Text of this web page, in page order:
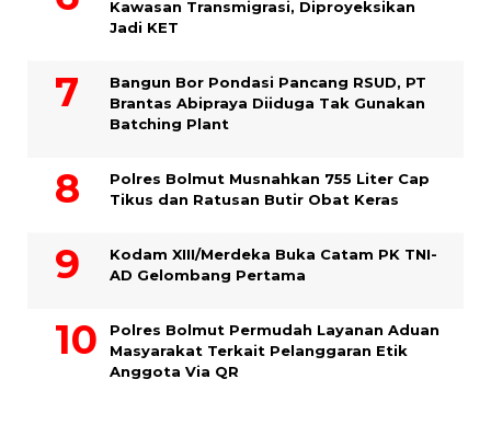
Kawasan Transmigrasi, Diproyeksikan
Jadi KET
Bangun Bor Pondasi Pancang RSUD, PT
Brantas Abipraya Diiduga Tak Gunakan
Batching Plant
Polres Bolmut Musnahkan 755 Liter Cap
Tikus dan Ratusan Butir Obat Keras
Kodam XIII/Merdeka Buka Catam PK TNI-
AD Gelombang Pertama
Polres Bolmut Permudah Layanan Aduan
Masyarakat Terkait Pelanggaran Etik
Anggota Via QR